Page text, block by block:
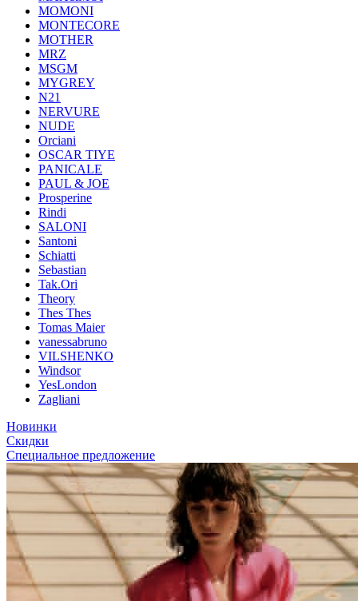
MOMONI
MONTECORE
MOTHER
MRZ
MSGM
MYGREY
N21
NERVURE
NUDE
Orciani
OSCAR TIYE
PANICALE
PAUL & JOE
Prosperine
Rindi
SALONI
Santoni
Schiatti
Sebastian
Tak.Ori
Theory
Thes Thes
Tomas Maier
vanessabruno
VILSHENKO
Windsor
YesLondon
Zagliani
Новинки
Скидки
Специальное предложение